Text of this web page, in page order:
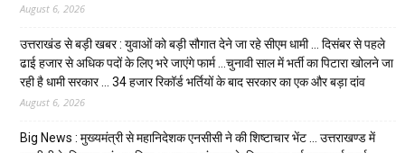
August 6, 2026
उत्तराखंड से बड़ी खबर : युवाओं को बड़ी सौगात देने जा रहे सीएम धामी … दिसंबर से पहले
ढाई हजार से अधिक पदों के लिए भरे जाएंगे फार्म …चुनावी साल में भर्ती का पिटारा खोलने जा
रही है धामी सरकार … 34 हजार रिकॉर्ड भर्तियों के बाद सरकार का एक और बड़ा दांव
August 6, 2026
Big News : मुख्यमंत्री से महानिदेशक एनसीसी ने की शिष्टाचार भेंट … उत्तराखण्ड में